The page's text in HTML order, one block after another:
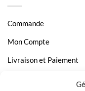
Commande
Mon Compte
Livraison et Paiement